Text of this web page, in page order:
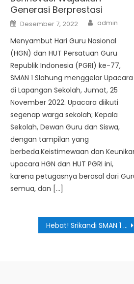
Generasi Berprestasi
Posted
on
Desember 7, 2022 Author
admin
Menyambut Hari Guru Nasional
(HGN) dan HUT Persatuan Guru
Republik Indonesia (PGRI) ke-77,
SMAN 1 Slahung menggelar Upacara
di Lapangan Sekolah, Jumat, 25
November 2022. Upacara diikuti
segenap warga sekolah; Kepala
Sekolah, Dewan Guru dan Siswa,
dengan tampilan yang
berbeda.Keistimewaan dan
upacara HGN dan HUT PGRI ini,
karena petugasnya berasal dari
semua, dan […]
Hebat! Srikandi SMAN 1 Slahung Raih Juara 2 Business Plan Tingkat Provinsi di ITB Ahmad Dahlan Lamongan